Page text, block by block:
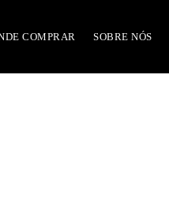
COMPRAR SOBRE NÓS